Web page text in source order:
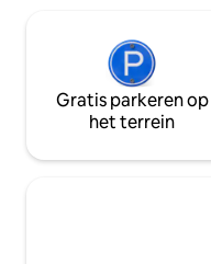
Gratis parkeren op
het terrein